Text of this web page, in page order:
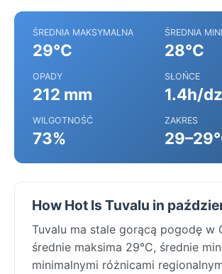
ŚREDNIA MAKSYMALNA
29°C
ŚREDNIA
28°C
OPADY
212 mm
SŁOŃCE
1.4h/
WILGOTNOŚĆ
73%
ZAKRES
How Hot Is Tuvalu in
Tuvalu ma stale gorącą pogodę
średnie maksima 29°C, średnie
minimalnymi różnicami